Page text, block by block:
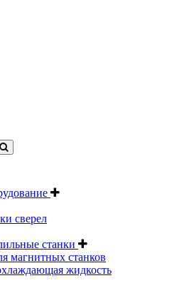
сверел
станки
магнитных станков
жидкость